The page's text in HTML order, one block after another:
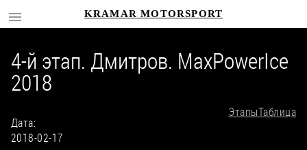
KRAMAR MOTORSPORT
4-й этап. Дмитров. MaxPowerIce
2018
ЭтапыТаблица
Дата:
2018-02-17